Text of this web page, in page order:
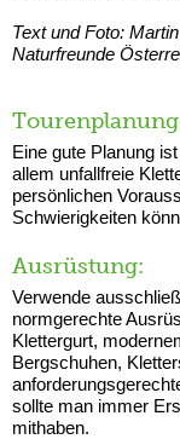
Text und Foto:
Naturfreunde
Eine gute Planung
allem unfallfreie
persönlichen
Schwierigkeiten
Ausrüstung:
Verwende
normgerechte
Klettergurt,
Bergschuhen,
sollte man immer
mithaben.